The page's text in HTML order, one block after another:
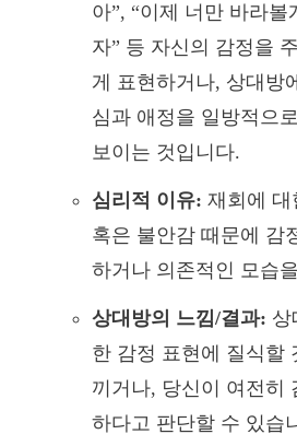
아”, “이제 너만 바라볼
자” 등 자신의 감정을
게 표현하거나, 상대방
심과 애정을 일방적으
보이는 것입니다.
심리적 이유: 재회에 대
혹은 불안감 때문에 감
하거나 의존적인 모습
상대방의 느낌/결과: 상
한 감정 표현에 질식할
끼거나, 당신이 여전히
하다고 판단할 수 있습